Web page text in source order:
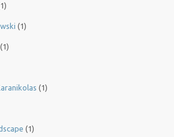
(1)
(1)
(1)
(1)